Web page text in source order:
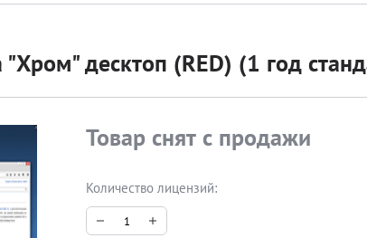
десктоп (RED) (1 год
Товар снят с продажи
Количество лицензий: